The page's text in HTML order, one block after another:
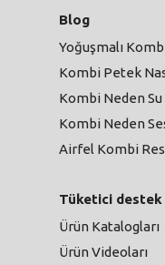
Blog
Yoğuşmalı
Kombi Petek
Kombi Neden Su
Kombi Neden
Airfel Kombi
Tüketici destek
Ürün Katalogları
Ürün Videoları